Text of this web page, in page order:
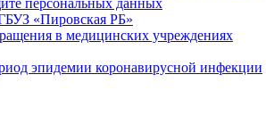
персональных данных
«Пировская РБ»
в медицинских учреждениях
эпидемии коронавирусной инфекции